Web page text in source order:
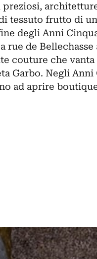
tessuto frutto di
degli Anni
rue de
couture che
Garbo. Negli
ad aprire